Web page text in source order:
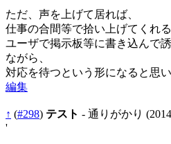
ただ、声を上げて居れば、
仕事の合間等で拾い上げてくれる
ユーザで掲示板等に書き込んで
ながら、
対応を待つという形になると思い
編集
↑ (#298) テスト - 通りがかり
'